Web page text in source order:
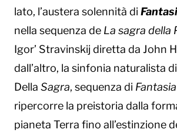
lato, l’austera solennità di
nella sequenza de La sagra della
Igor’ Stravinskij diretta da John
dall’altro, la sinfonia naturalista di
Della Sagra, sequenza di Fantasia
ripercorre la preistoria dalla
pianeta Terra fino all’estinzione